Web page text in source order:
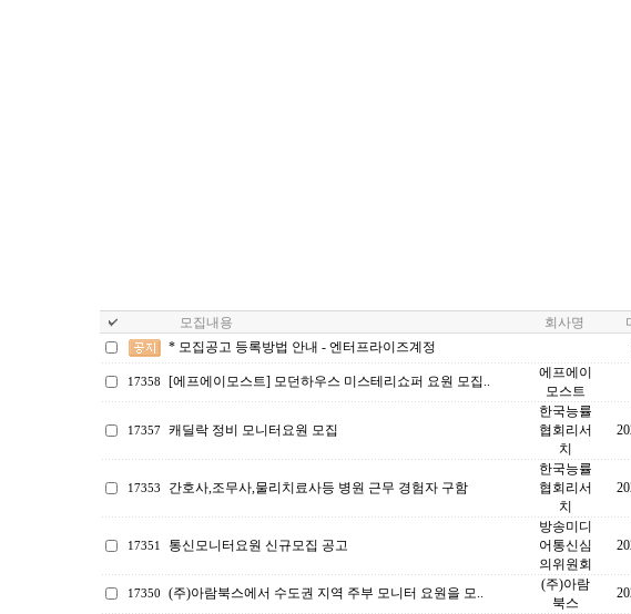
모집내용 회사명
* 모집공고 등록방법 안내 - 엔터프라이즈계정
17358 [에프에이모스트] 모던하우스 미스테리쇼퍼 요원 모집..
에프에이
모스트
17357 캐딜락 정비 모니터요원 모집
한국능률
협회리서
치
17353 간호사,조무사,물리치료사등 병원 근무 경험자 구함
한국능률
협회리서
치
17351 통신모니터요원 신규모집 공고
방송미디
어통신심
의위원회
17350 (주)아람북스에서 수도권 지역 주부 모니터 요원을 모..
(주)아람
북스